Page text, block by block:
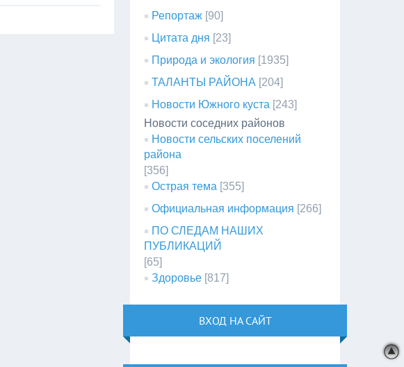
Репортаж [90]
Цитата дня [23]
Природа и экология [1935]
ТАЛАНТЫ РАЙОНА [204]
Новости Южного куста [243]
Новости соседних районов
Новости сельских поселений
района
[356]
Острая тема [355]
Официальная информация [266]
ПО СЛЕДАМ НАШИХ
ПУБЛИКАЦИЙ
[65]
Здоровье [817]
ВХОД НА САЙТ